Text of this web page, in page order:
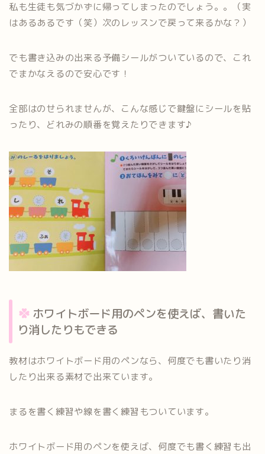
私も生徒も気づかずに帰ってしまったのでしょう。。（実
はあるあるです（笑）次のレッスンで戻って来るかな？）
でも書き込みの出来る予備シールがついているので、これ
でまかなえるので安心です！
全部はのせられませんが、こんな感じで鍵盤にシールを貼
ったり、どれみの順番を覚えたりできます♪
ホワイトボード用のペンを使えば、書いた
り消したりもできる
教材はホワイトボード用のペンなら、何度でも書いたり消
したり出来る素材で出来ています。
まるを書く練習や線を書く練習もついています。
ホワイトボード用のペンを使えば、何度でも書く練習も出